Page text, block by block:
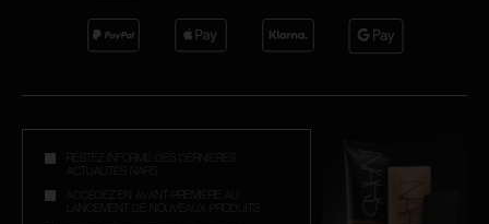
RESTEZ INFORMÉ DES DERNIÈRES
ACTUALITÉS NARS
ACCÉDEZ EN AVANT-PREMIÈRE AU
LANCEMENT DE NOUVEAUX PRODUITS